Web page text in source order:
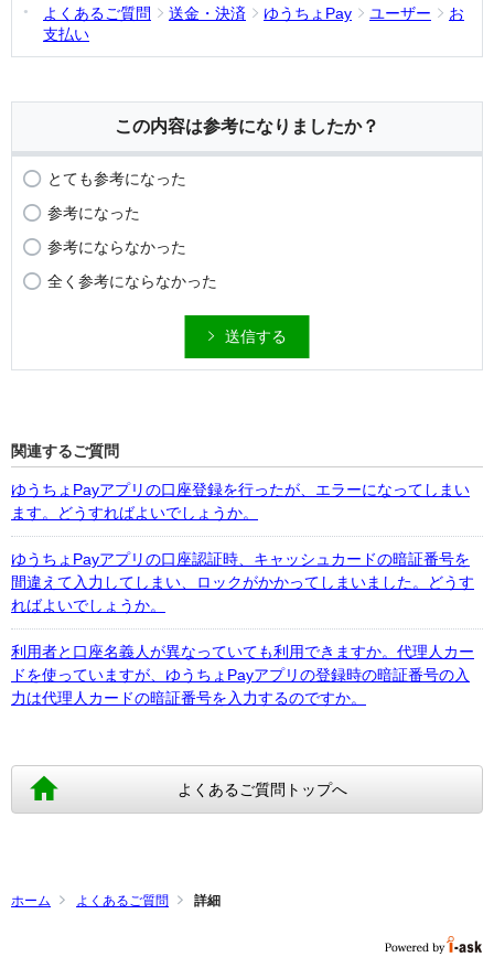
よくあるご質問
送金・決済 ゆうちょPay ユーザー
お
支払い
この内容は参考になりましたか？
とても参考になった
参考になった
参考にならなかった
全く参考にならなかった
送信する
関連するご質問
ゆうちょPayアプリの口座登録を行ったが、エラーになってしまい
ます。どうすればよいでしょうか。
ゆうちょPayアプリの口座認証時、キャッシュカードの暗証番号を
間違えて入力してしまい、ロックがかかってしまいました。どうす
ればよいでしょうか。
利用者と口座名義人が異なっていても利用できますか。代理人カー
ドを使っていますが、ゆうちょPayアプリの登録時の暗証番号の入
力は代理人カードの暗証番号を入力するのですか。
よくあるご質問トップへ
ホーム よくあるご質問 詳細